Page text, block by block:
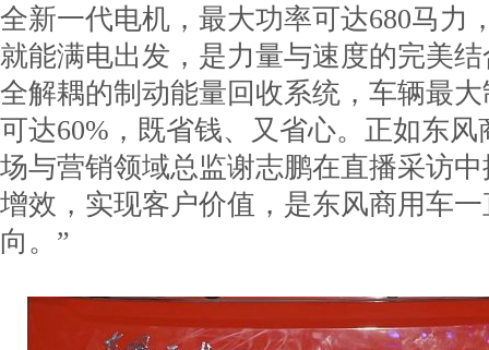
全新一代电机，最大功率可达680马力
就能满电出发，是力量与速度的完美
全解耦的制动能量回收系统，车辆最
可达60%，既省钱、又省心。正如东
场与营销领域总监谢志鹏在直播采访
增效，实现客户价值，是东风商用车
向。”